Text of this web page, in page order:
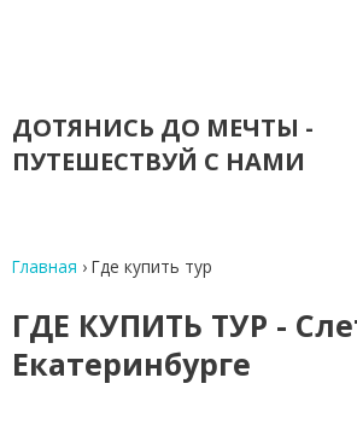
ДОТЯНИСЬ ДО МЕЧТЫ -
ПУТЕШЕСТВУЙ С НАМИ
Главная › Где купить тур
ГДЕ КУПИТЬ ТУР -
Екатеринбурге